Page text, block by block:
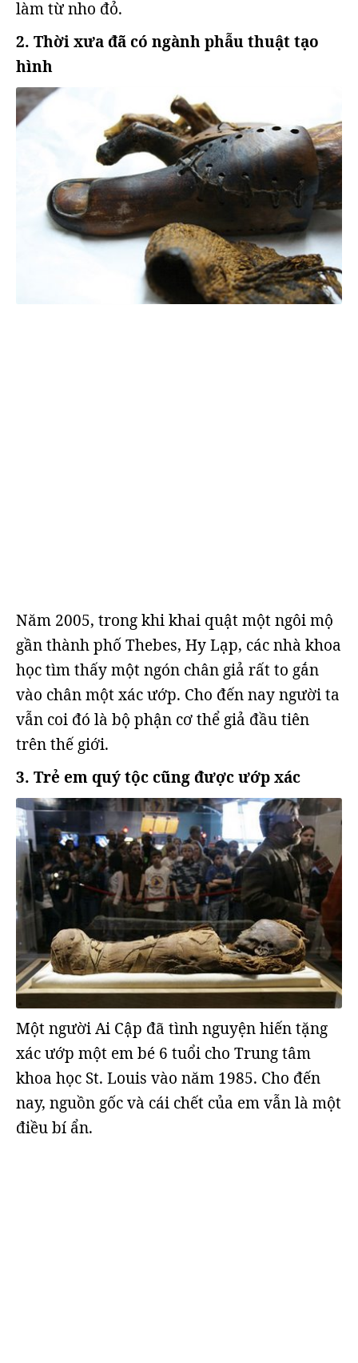
làm từ nho đỏ.
2. Thời xưa đã có ngành phẫu thuật tạo
hình
Năm 2005, trong khi khai quật một ngôi mộ
gần thành phố Thebes, Hy Lạp, các nhà khoa
học tìm thấy một ngón chân giả rất to gắn
vào chân một xác ướp. Cho đến nay người ta
vẫn coi đó là bộ phận cơ thể giả đầu tiên
trên thế giới.
3. Trẻ em quý tộc cũng được ướp xác
Một người Ai Cập đã tình nguyện hiến tặng
xác ướp một em bé 6 tuổi cho Trung tâm
khoa học St. Louis vào năm 1985. Cho đến
nay, nguồn gốc và cái chết của em vẫn là một
điều bí ẩn.